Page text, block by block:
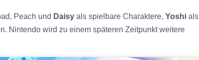
Peach und Daisy als spielbare Charaktere, Yoshi als
Nintendo wird zu einem späteren Zeitpunkt weitere